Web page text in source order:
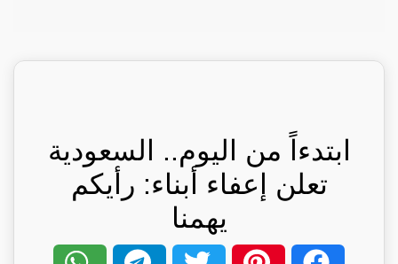
ابتدءاً من اليوم.. السعودية
تعلن إعفاء أبناء: رأيكم
يهمنا